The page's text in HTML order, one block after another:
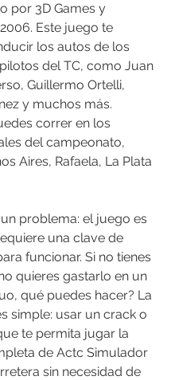
por 3D Games y
Este juego te
los autos de los
del TC, como Juan
Guillermo Ortelli,
y muchos más.
correr en los
del campeonato,
Aires, Rafaela, La Plata
una clave de
funcionar. Si no tienes
quieres gastarlo en un
qué puedes hacer? La
simple: usar un crack o
te permita jugar la
de Actc Simulador
sin necesidad de